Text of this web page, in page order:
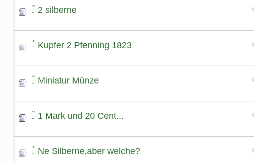
2 silberne
Kupfer 2 Pfenning 1823
Miniatur Münze
1 Mark und 20 Cent...
Ne Silberne,aber welche?